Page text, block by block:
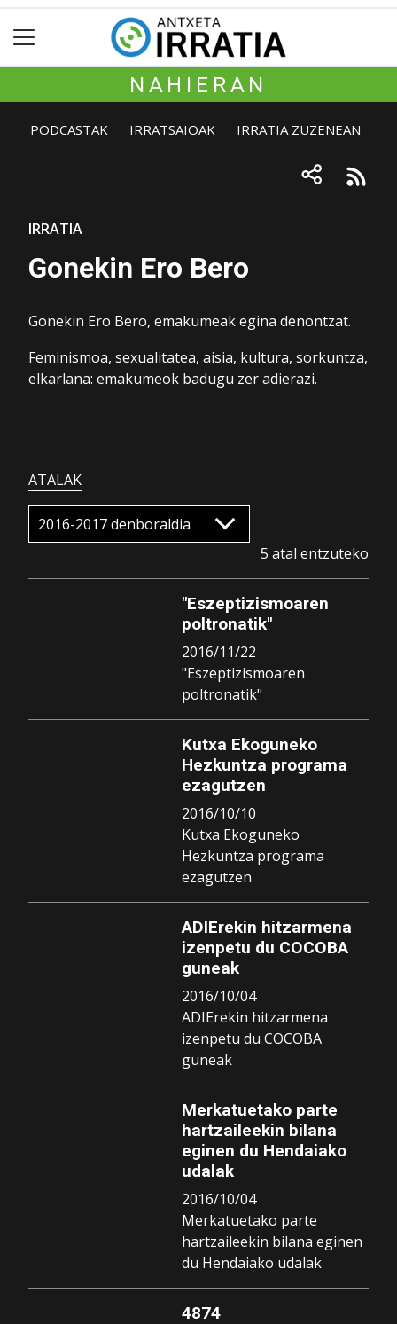
NAHIERAN
PODCASTAK IRRATSAIOAK IRRATIA ZUZENEAN
IRRATIA
Gonekin Ero Bero
Gonekin Ero Bero, emakumeak egina denontzat.
Feminismoa, sexualitatea, aisia, kultura, sorkuntza,
elkarlana: emakumeok badugu zer adierazi.
ATALAK
5 atal entzuteko
"Eszeptizismoaren
poltronatik"
2016/11/22
"Eszeptizismoaren
poltronatik"
Kutxa Ekoguneko
Hezkuntza programa
ezagutzen
2016/10/10
Kutxa Ekoguneko
Hezkuntza programa
ezagutzen
ADIErekin hitzarmena
izenpetu du COCOBA
guneak
2016/10/04
ADIErekin hitzarmena
izenpetu du COCOBA
guneak
Merkatuetako parte
hartzaileekin bilana
eginen du Hendaiako
udalak
2016/10/04
Merkatuetako parte
hartzaileekin bilana eginen
du Hendaiako udalak
4874